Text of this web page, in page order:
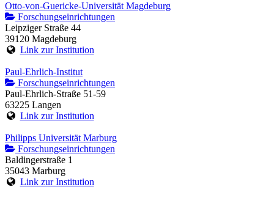
Otto-von-Guericke-Universität Magdeburg
Forschungseinrichtungen
Leipziger Straße 44
39120 Magdeburg
Link zur Institution
Paul-Ehrlich-Institut
Forschungseinrichtungen
Paul-Ehrlich-Straße 51-59
63225 Langen
Link zur Institution
Philipps Universität Marburg
Forschungseinrichtungen
Baldingerstraße 1
35043 Marburg
Link zur Institution